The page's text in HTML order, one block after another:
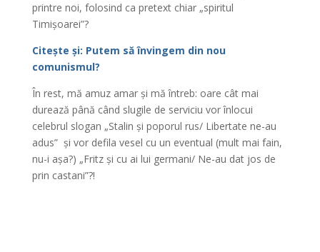
printre noi, folosind ca pretext chiar „spiritul
Timișoarei”?
Citește și: Putem să învingem din nou
comunismul?
În rest, mă amuz amar și mă întreb: oare cât mai
durează până când slugile de serviciu vor înlocui
celebrul slogan „Stalin și poporul rus/ Libertate ne-au
adus” și vor defila vesel cu un eventual (mult mai fain,
nu-i așa?) „Fritz și cu ai lui germani/ Ne-au dat jos de
prin castani”?!